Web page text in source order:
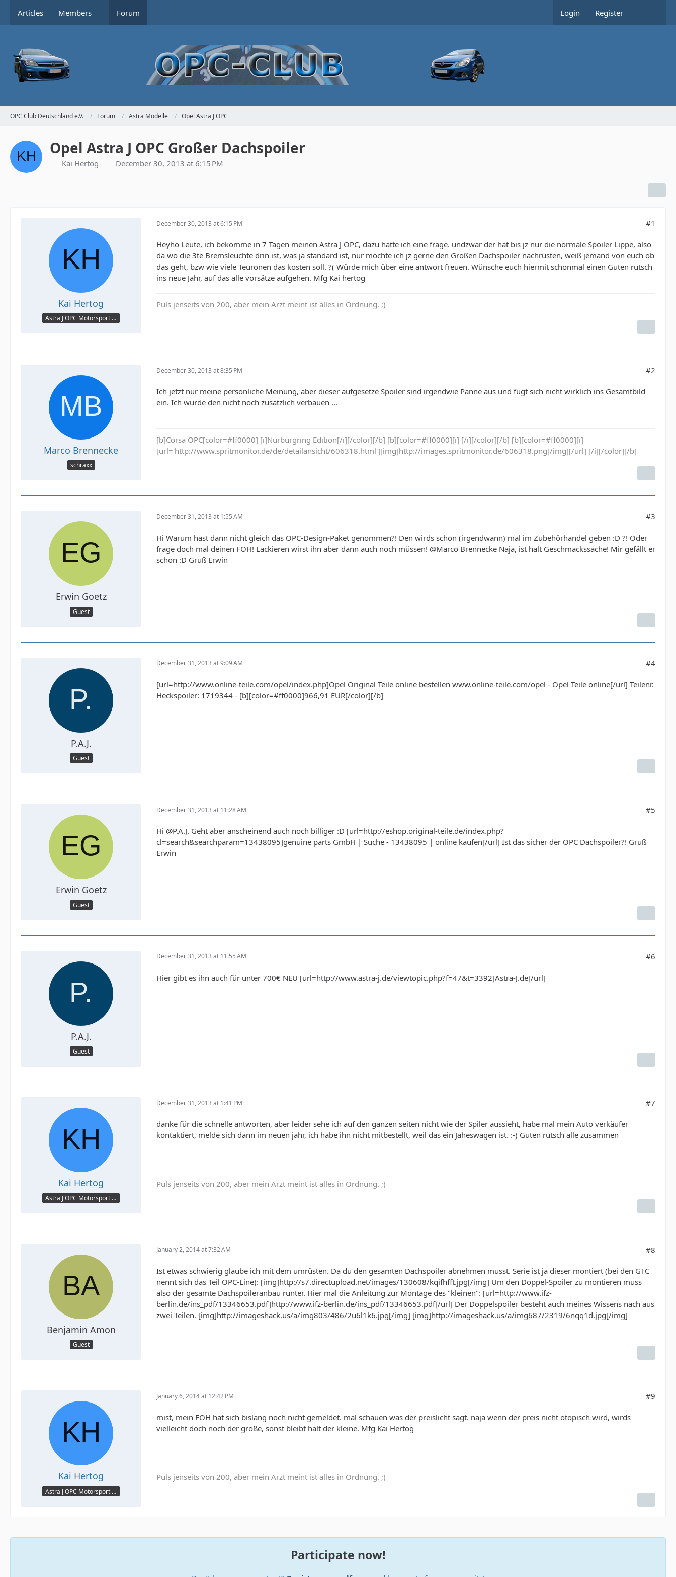
Articles Members Forum Login Register
OPC Club Deutschland e.V. Forum Astra Modelle Opel Astra J OPC
Opel Astra J OPC Großer Dachspoiler
Kai Hertog December 30, 2013 at 6:15 PM
Kai Hertog
Astra J OPC Motorsport Optik
December 30, 2013 at 6:15 PM #1
Heyho Leute, ich bekomme in 7 Tagen meinen Astra J OPC, dazu hätte ich eine frage. undzwar der hat bis jz nur die normale Spoiler Lippe, also
da wo die 3te Bremsleuchte drin ist, was ja standard ist, nur möchte ich jz gerne den Großen Dachspoiler nachrüsten, weiß jemand von euch ob
das geht, bzw wie viele Teuronen das kosten soll. ?( Würde mich über eine antwort freuen. Wünsche euch hiermit schonmal einen Guten rutsch
ins neue Jahr, auf das alle vorsätze aufgehen. Mfg Kai hertog
Puls jenseits von 200, aber mein Arzt meint ist alles in Ordnung. ;)
Marco Brennecke
schraxx
December 30, 2013 at 8:35 PM #2
Ich jetzt nur meine persönliche Meinung, aber dieser aufgesetze Spoiler sind irgendwie Panne aus und fügt sich nicht wirklich ins Gesamtbild
ein. Ich würde den nicht noch zusätzlich verbauen ...
[b]Corsa OPC[color=#ff0000] [i]Nürburgring Edition[/i][/color][/b] [b][color=#ff0000][i] [/i][/color][/b] [b][color=#ff0000][i]
[url='http://www.spritmonitor.de/de/detailansicht/606318.html'][img]http://images.spritmonitor.de/606318.png[/img][/url] [/i][/color][/b]
Erwin Goetz
Guest
December 31, 2013 at 1:55 AM #3
Hi Warum hast dann nicht gleich das OPC-Design-Paket genommen?! Den wirds schon (irgendwann) mal im Zubehörhandel geben :D ?! Oder
frage doch mal deinen FOH! Lackieren wirst ihn aber dann auch noch müssen! @Marco Brennecke Naja, ist halt Geschmackssache! Mir gefällt er
schon :D Gruß Erwin
P.A.J.
Guest
December 31, 2013 at 9:09 AM #4
[url=http://www.online-teile.com/opel/index.php]Opel Original Teile online bestellen www.online-teile.com/opel - Opel Teile online[/url] Teilenr.
Heckspoiler: 1719344 - [b][color=#ff0000]966,91 EUR[/color][/b]
Erwin Goetz
Guest
December 31, 2013 at 11:28 AM #5
Hi @P.A.J. Geht aber anscheinend auch noch billiger :D [url=http://eshop.original-teile.de/index.php?
cl=search&searchparam=13438095]genuine parts GmbH | Suche - 13438095 | online kaufen[/url] Ist das sicher der OPC Dachspoiler?! Gruß
Erwin
P.A.J.
Guest
December 31, 2013 at 11:55 AM #6
Hier gibt es ihn auch für unter 700€ NEU [url=http://www.astra-j.de/viewtopic.php?f=47&t=3392]Astra-J.de[/url]
Kai Hertog
Astra J OPC Motorsport Optik
December 31, 2013 at 1:41 PM #7
danke für die schnelle antworten, aber leider sehe ich auf den ganzen seiten nicht wie der Spiler aussieht, habe mal mein Auto verkäufer
kontaktiert, melde sich dann im neuen jahr, ich habe ihn nicht mitbestellt, weil das ein Jaheswagen ist. :-) Guten rutsch alle zusammen
Puls jenseits von 200, aber mein Arzt meint ist alles in Ordnung. ;)
Benjamin Amon
Guest
January 2, 2014 at 7:32 AM #8
Ist etwas schwierig glaube ich mit dem umrüsten. Da du den gesamten Dachspoiler abnehmen musst. Serie ist ja dieser montiert (bei den GTC
nennt sich das Teil OPC-Line): [img]http://s7.directupload.net/images/130608/kqifhfft.jpg[/img] Um den Doppel-Spoiler zu montieren muss
also der gesamte Dachspoileranbau runter. Hier mal die Anleitung zur Montage des "kleinen": [url=http://www.ifz-
berlin.de/ins_pdf/13346653.pdf]http://www.ifz-berlin.de/ins_pdf/13346653.pdf[/url] Der Doppelspoiler besteht auch meines Wissens nach aus
zwei Teilen. [img]http://imageshack.us/a/img803/486/2u6l1k6.jpg[/img] [img]http://imageshack.us/a/img687/2319/6nqq1d.jpg[/img]
Kai Hertog
Astra J OPC Motorsport Optik
January 6, 2014 at 12:42 PM #9
mist, mein FOH hat sich bislang noch nicht gemeldet. mal schauen was der preislicht sagt. naja wenn der preis nicht otopisch wird, wirds
vielleicht doch noch der große, sonst bleibt halt der kleine. Mfg Kai Hertog
Puls jenseits von 200, aber mein Arzt meint ist alles in Ordnung. ;)
Participate now!